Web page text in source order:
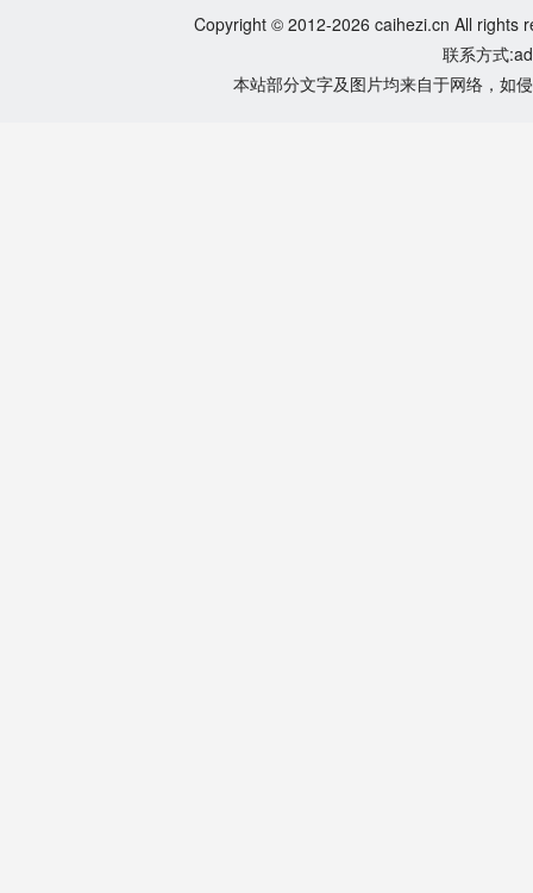
Copyright © 2012-2026 caihezi.cn All rights
联系方式
本站部分文字及图片均来自于网络，如